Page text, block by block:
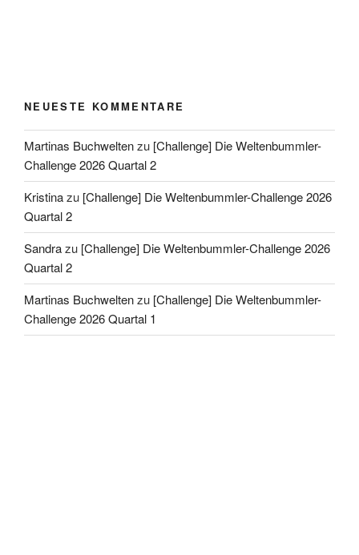
NEUESTE KOMMENTARE
Martinas Buchweltenzu [Challenge] Die Weltenbummler-
Challenge 2026 Quartal 2
Kristinazu [Challenge] Die Weltenbummler-Challenge 2026
Quartal 2
Sandrazu [Challenge] Die Weltenbummler-Challenge 2026
Quartal 2
Martinas Buchweltenzu [Challenge] Die Weltenbummler-
Challenge 2026 Quartal 1